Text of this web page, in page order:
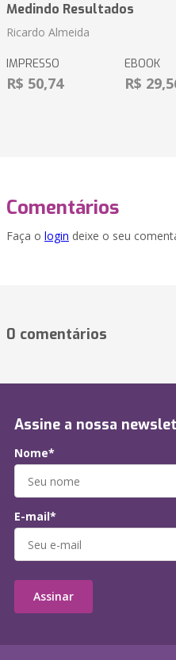
Medindo Resultados
Ricardo Almeida
IMPRESSO
R$ 50,74
EBOOK
R$
Comentários
Faça o login deixe o seu
0 comentários
Assine a nossa
Nome*
E-mail*
Assinar